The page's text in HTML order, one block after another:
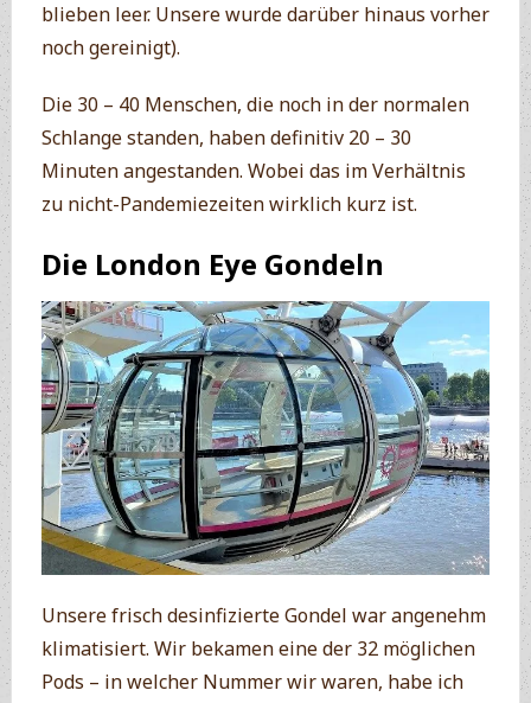
blieben leer. Unsere wurde darüber hinaus vorher
noch gereinigt).
Die 30 – 40 Menschen, die noch in der normalen
Schlange standen, haben definitiv 20 – 30
Minuten angestanden. Wobei das im Verhältnis
zu nicht-Pandemiezeiten wirklich kurz ist.
Die London Eye Gondeln
Unsere frisch desinfizierte Gondel war angenehm
klimatisiert. Wir bekamen eine der 32 möglichen
Pods – in welcher Nummer wir waren, habe ich